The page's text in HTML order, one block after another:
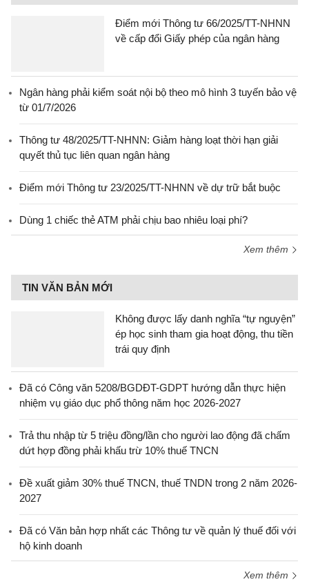
Điểm mới Thông tư 66/2025/TT-NHNN
về cấp đổi Giấy phép của ngân hàng
Ngân hàng phải kiểm soát nội bộ theo mô hình 3 tuyến bảo vệ
từ 01/7/2026
Thông tư 48/2025/TT-NHNN: Giảm hàng loạt thời hạn giải
quyết thủ tục liên quan ngân hàng
Điểm mới Thông tư 23/2025/TT-NHNN về dự trữ bắt buộc
Dùng 1 chiếc thẻ ATM phải chịu bao nhiêu loại phí?
Xem thêm
TIN VĂN BẢN MỚI
Không được lấy danh nghĩa “tự nguyện”
ép học sinh tham gia hoạt động, thu tiền
trái quy định
Đã có Công văn 5208/BGDĐT-GDPT hướng dẫn thực hiện
nhiệm vụ giáo dục phổ thông năm học 2026-2027
Trả thu nhập từ 5 triệu đồng/lần cho người lao động đã chấm
dứt hợp đồng phải khấu trừ 10% thuế TNCN
Đề xuất giảm 30% thuế TNCN, thuế TNDN trong 2 năm 2026-
2027
Đã có Văn bản hợp nhất các Thông tư về quản lý thuế đối với
hộ kinh doanh
Xem thêm